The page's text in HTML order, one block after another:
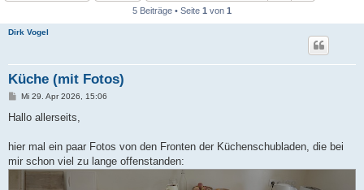
5 Beiträge • Seite 1 von 1
Dirk Vogel
Küche (mit Fotos)
B
i
a
Mi 29. Apr 2026, 15:06
Hallo allerseits,
hier mal ein paar Fotos von den Fronten der Küchenschubladen, die bei
mir schon viel zu lange offenstanden: